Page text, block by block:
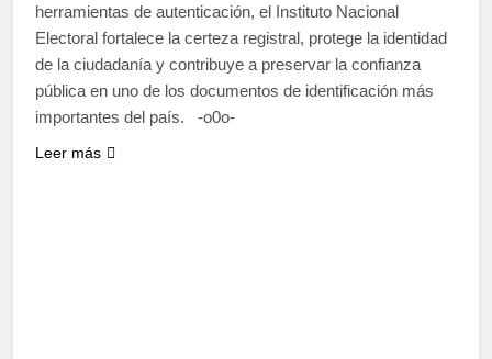
herramientas de autenticación, el Instituto Nacional
Electoral fortalece la certeza registral, protege la identidad
de la ciudadanía y contribuye a preservar la confianza
pública en uno de los documentos de identificación más
importantes del país. -o0o-
Leer más